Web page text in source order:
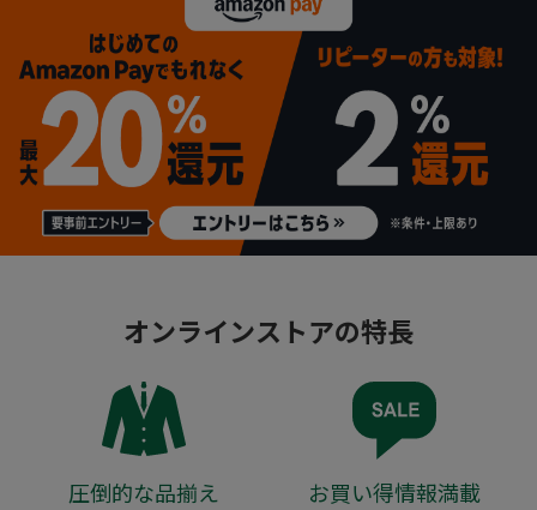
オンラインストアの特長
圧倒的な品揃え お買い得情報満載